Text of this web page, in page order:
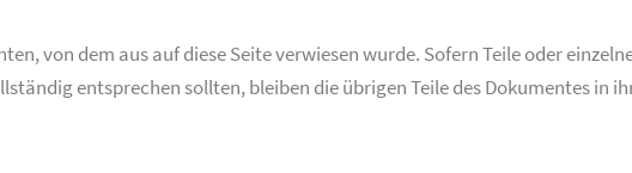
von dem aus auf diese Seite verwiesen wurde. Sofern Teile oder
entsprechen sollten, bleiben die übrigen Teile des Dokumentes in